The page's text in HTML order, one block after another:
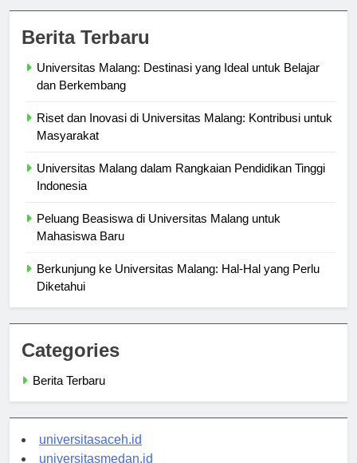
Universitas Malang: Destinasi yang Ideal untuk Belajar
Riset dan Inovasi di Universitas Malang: Kontribusi untuk
Universitas Malang dalam Rangkaian Pendidikan Tinggi
Peluang Beasiswa di Universitas Malang untuk
Berkunjung ke Universitas Malang: Hal-Hal yang Perlu
Categories
universitasaceh.id